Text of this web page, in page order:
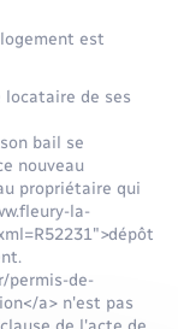
est
de ses
bail se
nouveau
propriétaire qui
la-
permis-de-
a> n'est pas